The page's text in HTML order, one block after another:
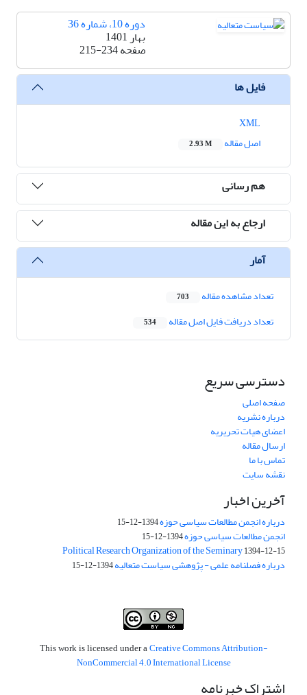
دوره 10، شماره 36
بهار 1401
صفحه215-234
فایل ها
اصل مقاله
2.93 M
هم رسانی
ارجاع به این مقاله
آمار
تعداد مشاهده مقاله 703
تعداد دریافت فایل اصل مقاله 534
دسترسی سریع
صفحه اصلی
درباره نشریه
اعضای هیات تحریریه
ارسال مقاله
تماس با ما
نقشه سایت
آخرین اخبار
درباره انجمن مطالعات سیاسی حوزه1394-12-15
انجمن مطالعات سیاسی حوزه1394-12-15
Political Research Organization of the Seminary1394-12-15
درباره فصلنامه علمی - پژوهشی سیاست متعالیه1394-12-15
This work is licensed under a Creative Commons Attribution-
NonCommercial 4.0 International License
اشتراک خبرنامه